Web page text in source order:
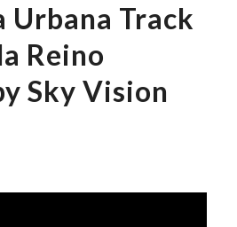
Urbana Track
Reino
Sky Vision